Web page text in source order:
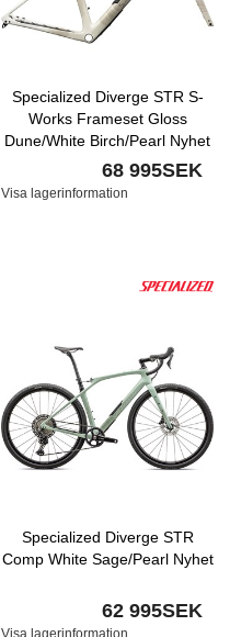
Specialized Diverge STR S-
Works Frameset Gloss
Dune/White Birch/Pearl Nyhet
68 995SEK
Visa lagerinformation
Specialized Diverge STR
Comp White Sage/Pearl Nyhet
62 995SEK
Visa lagerinformation